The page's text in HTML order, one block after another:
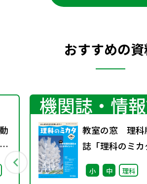
おすすめの
機関誌・情
教室の窓 理科
誌「理科のミカ
号～特集 小学
科のここがポイ
小 中 理科